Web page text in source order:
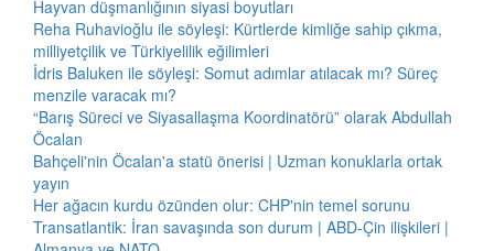
Hayvan düşmanlığının siyasi boyutları
Reha Ruhavioğlu ile söyleşi: Kürtlerde kimliğe sahip çıkma,
milliyetçilik ve Türkiyelilik eğilimleri
İdris Baluken ile söyleşi: Somut adımlar atılacak mı? Süreç
menzile varacak mı?
“Barış Süreci ve Siyasallaşma Koordinatörü” olarak Abdullah
Öcalan
Bahçeli'nin Öcalan'a statü önerisi | Uzman konuklarla ortak
yayın
Her ağacın kurdu özünden olur: CHP'nin temel sorunu
Transatlantik: İran savaşında son durum | ABD-Çin ilişkileri |